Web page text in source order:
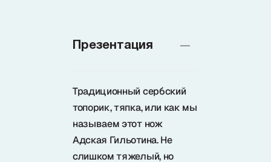
+7 (985) 682 65 26
+7 (495) 280 73 80
Интернет-магазин
Problem@samura.ru
По вопросам качества
Презентация
Традиционный сербский
топорик, тяпка, или как мы
называем этот нож
Адская Гильотина. Не
слишком тяжелый, но